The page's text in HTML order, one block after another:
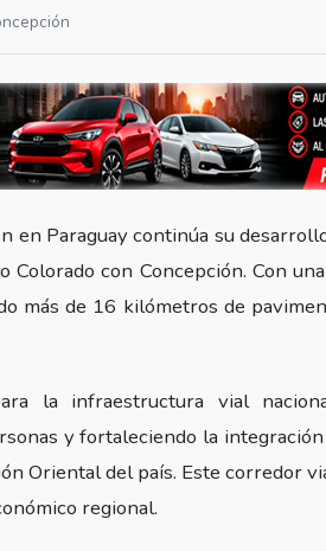
Paraguay continúa su
con Concepción. Con
más de 16 kilómetros de
la infraestructura vial
y fortaleciendo la
Oriental del país. Este corredor
regional.